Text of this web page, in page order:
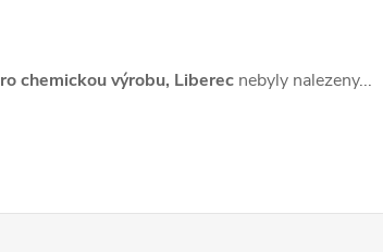
chemickou výrobu, Liberec nebyly nalezeny...